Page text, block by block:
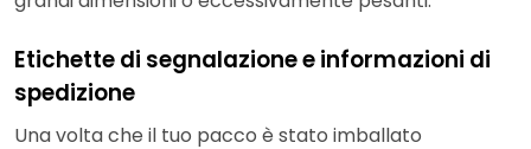
Etichette di segnalazione e informazioni di
spedizione
Una volta che il tuo pacco è stato imballato